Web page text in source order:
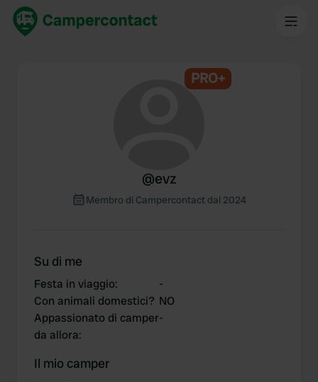
PRO+
@evz
Membro di Campercontact dal 2024
Su di me
Festa in viaggio:
-
Con animali domestici? NO
Appassionato di camper
da allora:
-
Il mio camper